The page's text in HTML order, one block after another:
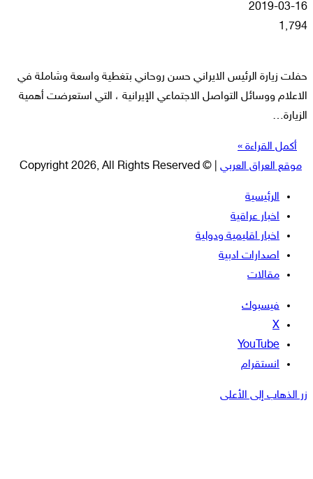
2019-03-16
1٬794
حفلت زيارة الرئيس الايراني حسن روحاني بتغطية واسعة وشاملة في
الاعلام ووسائل التواصل الاجتماعي الإيرانية ، التي استعرضت أهمية
الزيارة…
أكمل القراءة »
موقع العراق العربي | © Copyright 2026, All Rights Reserved
الرئيسية
اخبار عراقية
اخبار اقليمية ودولية
اصدارات ادبية
مقالات
فيسبوك
‫X
‫YouTube
انستقرام
زر الذهاب إلى الأعلى